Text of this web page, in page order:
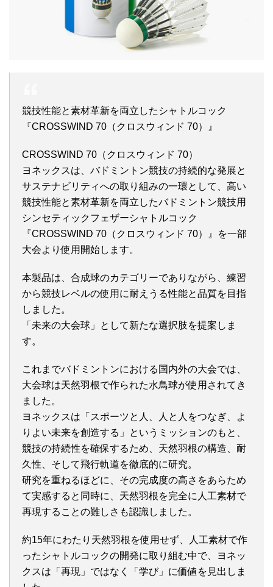
競技性能と素材革新を両立したシャトルコック
『CROSSWIND 70（クロスウィンド 70）』
CROSSWIND 70（クロスウィンド 70）
ヨネックスは、バドミントン競技の持続的な発展と
サステナビリティへの取り組みの一環として、高い
競技性能と素材革新を両立したバドミントン競技用
シンセティックフェザーシャトルコック
『CROSSWIND 70（クロスウィンド 70）』を一部
大会より使用開始します。
本製品は、合成球のカテゴリーでありながら、練習
から競技レベルの使用に耐えうる性能と品質を目指
しました。
「未来の大会球」として新たな選択肢を提案しま
す。
これまでバドミントンにおける国内外の大会では、
大会球は天然羽根で作られた水鳥球が使用されてき
ました。
ヨネックスは「スポーツと人、人と人をつなぎ、よ
りよい未来を創造する」というミッションのもと、
競技の持続性を確保するため、天然羽根の構造、耐
久性、そして飛行軌道を徹底的に研究。
研究を重ねるほどに、その完成度の高さをあらため
て実感すると同時に、天然羽根を完全に人工素材で
再現することの難しさも認識しました。
約15年にわたり天然羽根を使用せず、人工素材で作
ったシャトルコックの開発に取り組む中で、ヨネッ
クスは「再現」ではなく「学び」に価値を見出しま